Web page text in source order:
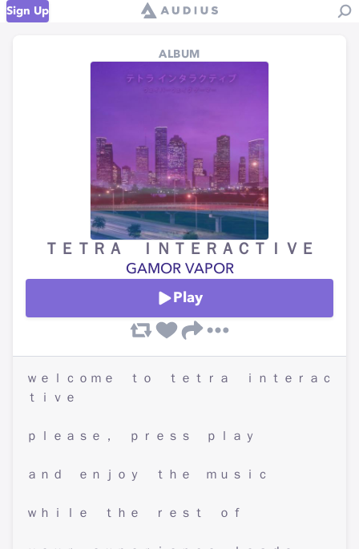
Sign Up
ALBUM
ＴＥＴＲＡ ＩＮＴＥＲＡＣＴＩＶＥ
GAMOR VAPOR
Play
ｗｅｌｃｏｍｅ ｔｏ ｔｅｔｒａ ｉｎｔｅｒａｃ
ｔｉｖｅ
ｐｌｅａｓｅ， ｐｒｅｓｓ ｐｌａｙ
ａｎｄ ｅｎｊｏｙ ｔｈｅ ｍｕｓｉｃ
ｗｈｉｌｅ ｔｈｅ ｒｅｓｔ ｏｆ